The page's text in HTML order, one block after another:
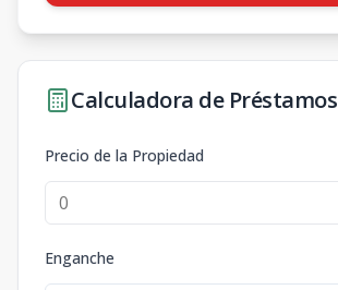
Calculadora de Préstamos
Precio de la Propiedad
Enganche